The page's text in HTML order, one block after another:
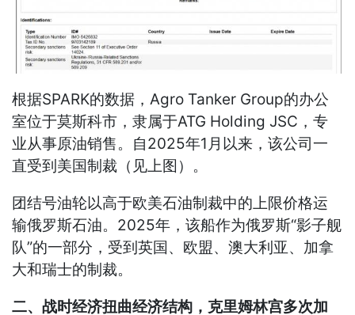
根据SPARK的数据，Agro Tanker Group的办公
室位于莫斯科市，隶属于ATG Holding JSC，专
业从事原油销售。自2025年1月以来，该公司一
直受到美国制裁（见上图）。
团结号油轮以高于欧美石油制裁中的上限价格运
输俄罗斯石油。2025年，该船作为俄罗斯“影子舰
队”的一部分，受到英国、欧盟、澳大利亚、加拿
大和瑞士的制裁。
二、战时经济扭曲经济结构，克里姆林宫多次加